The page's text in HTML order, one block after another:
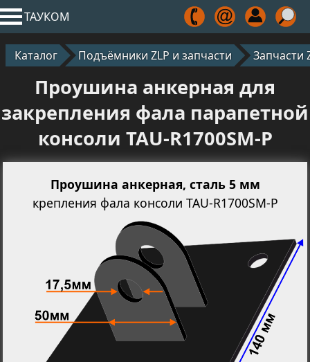
ТАУКОМ
Каталог Подъёмники ZLP и запчасти Запчасти
Проушина анкерная для
закрепления фала парапетной
консоли TAU-R1700SM-P
Проушина анкерная, сталь 5 мм
крепления фала консоли TAU-R1700SM-P